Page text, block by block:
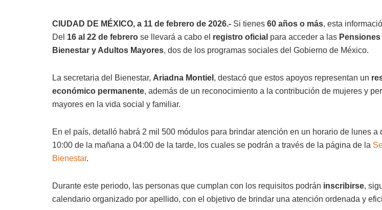
CIUDAD DE MÉXICO, a 11 de febrero de 2026.- Si tienes 60 años o más, esta
Del 16 al 22 de febrero se llevará a cabo el registro oficial para acceder a las
Bienestar y Adultos Mayores, dos de los programas sociales del Gobierno de México.
La secretaria del Bienestar, Ariadna Montiel , destacó que estos apoyos representan un
económico permanente, además de un reconocimiento a la contribución de mujeres y
mayores en la vida social y familiar.
En el país, detalló habrá 2 mil 500 módulos para brindar atención en un horario de lunes a
10:00 de la mañana a 04:00 de la tarde, los cuales se podrán a través de la página de la
Bienestar.
Durante este periodo, las personas que cumplan con los requisitos podrán inscribirse,
calendario organizado por apellido, con el objetivo de brindar una atención ordenada y